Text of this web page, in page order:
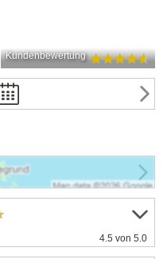
Kundenbewertung
4.5 von 5.0